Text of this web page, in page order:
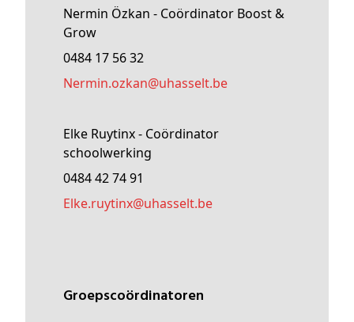
Nermin Özkan - Coördinator Boost &
Grow
0484 17 56 32
nermin.ozkan@uhasselt.be
Elke Ruytinx - Coördinator
schoolwerking
0484 42 74 91
elke.ruytinx@uhasselt.be
Groepscoördinatoren